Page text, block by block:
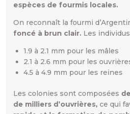
espèces de fourmis locales.
On reconnaît la fourmi
foncé à brun clair. Les
1.9 à 2.1 mm pour les mâles
2.1 à 2.6 mm pour les
4.5 à 4.9 mm pour les reines
Les colonies sont composées
de milliers d’ouvrières, ce qui